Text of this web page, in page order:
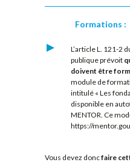
Formations :
L’article L. 121-2
publique prévoit
doivent être
module de
intitulé « Les
disponible en
MENTOR. Ce
https://
Vous devez doncfaire